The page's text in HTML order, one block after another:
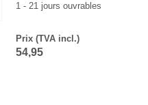
1 - 21 jours ouvrables
Prix (TVA incl.)
54,95